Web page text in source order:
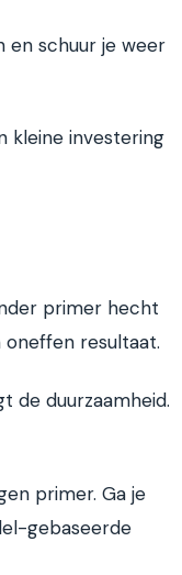
en schuur je weer
kleine investering
primer hecht
resultaat.
de duurzaamheid.
primer. Ga je
gebaseerde